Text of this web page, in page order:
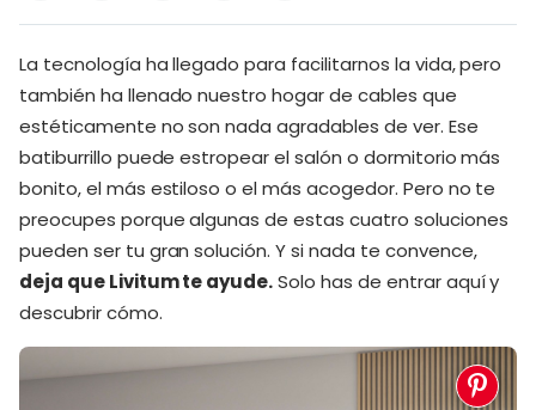
La tecnología ha llegado para facilitarnos la vida, pero
también ha llenado nuestro hogar de cables que
estéticamente no son nada agradables de ver. Ese
batiburrillo puede estropear el salón o dormitorio más
bonito, el más estiloso o el más acogedor. Pero no te
preocupes porque algunas de estas cuatro soluciones
pueden ser tu gran solución. Y si nada te convence,
deja que Livitum te ayude.Solo has de entrar aquí y
descubrir cómo.